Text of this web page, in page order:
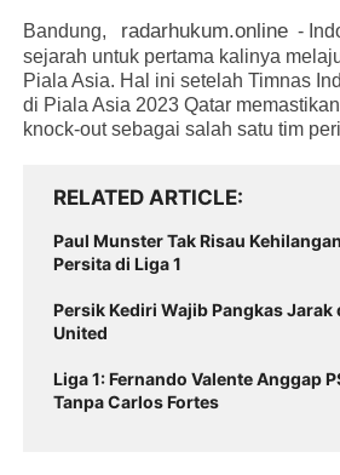
Bandung, radarhukum.online -
sejarah untuk pertama kalinya
Piala Asia. Hal ini setelah Timnas
di Piala Asia 2023 Qatar
knock-out sebagai salah satu tim
RELATED ARTICLE
Paul Munster Tak Risau
Persita di Liga 1
Persik Kediri Wajib Pangkas Jarak
United
Liga 1: Fernando Valente Anggap
Tanpa Carlos Fortes